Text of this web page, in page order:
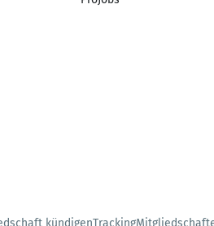
kündigenTracking